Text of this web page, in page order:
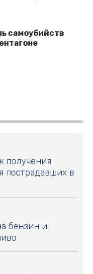
самоубийств
получения
пострадавших в
бензин и